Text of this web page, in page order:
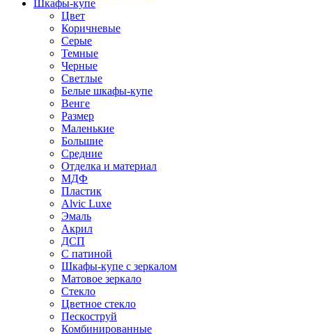
Шкафы-купе
Цвет
Коричневые
Серые
Темные
Черные
Светлые
Белые шкафы-купе
Венге
Размер
Маленькие
Большие
Средние
Отделка и материал
МДФ
Пластик
Alvic Luxe
Эмаль
Акрил
ДСП
С патиной
Шкафы-купе с зеркалом
Матовое зеркало
Стекло
Цветное стекло
Пескоструй
Комбинированные